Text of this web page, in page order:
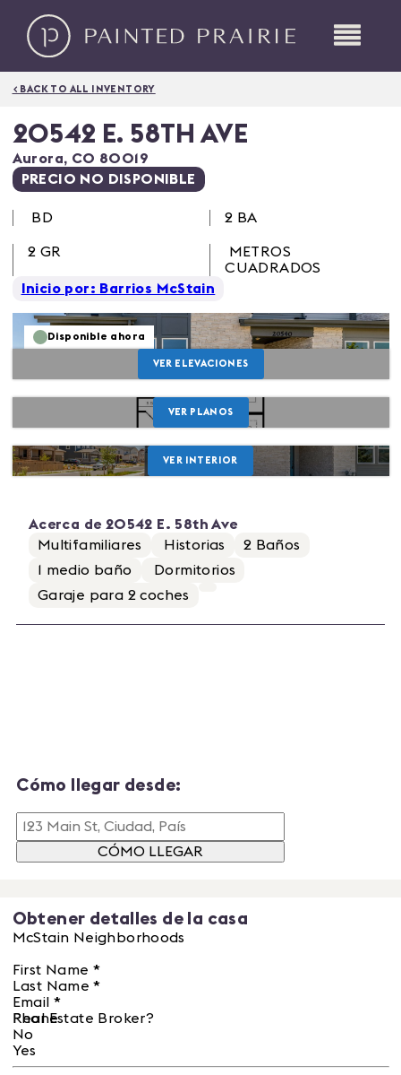
< BACK TO ALL INVENTORY
20542 E. 58TH AVE
Aurora, CO 80019
PRECIO NO DISPONIBLE
BD 2 BA
2 GR
METROS
CUADRADOS
Inicio por: Barrios McStain
Disponible ahora
VER ELEVACIONES
VER PLANOS
VER INTERIOR
Acerca de 20542 E. 58th Ave
Multifamiliares
Historias 2 Baños
1 medio baño
Dormitorios
Garaje para 2 coches
Cómo llegar desde:
CÓMO LLEGAR
Obtener detalles de la casa
McStain Neighborhoods
First Name *
Last Name *
Email *
Phone
Real Estate Broker?
No
Yes